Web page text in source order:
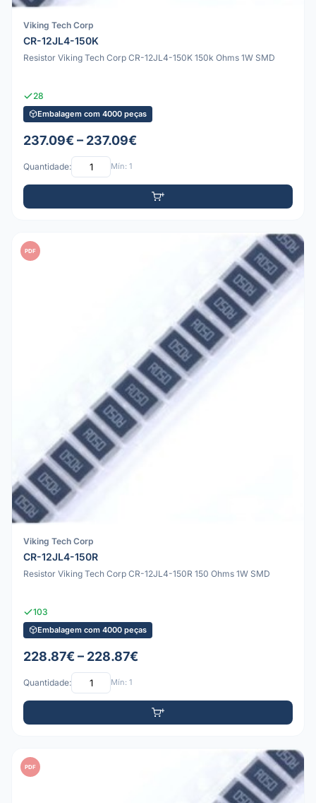
Viking Tech Corp
CR-12JL4-150K
Resistor Viking Tech Corp CR-12JL4-150K 150k Ohms 1W SMD
28
Embalagem com 4000 peças
237.09€ – 237.09€
Quantidade: Mín: 1
PDF
Viking Tech Corp
CR-12JL4-150R
Resistor Viking Tech Corp CR-12JL4-150R 150 Ohms 1W SMD
103
Embalagem com 4000 peças
228.87€ – 228.87€
Quantidade: Mín: 1
PDF